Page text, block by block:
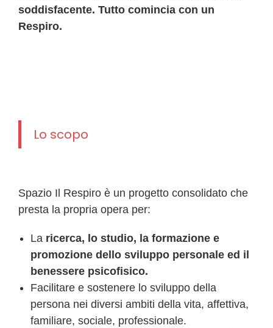
soddisfacente. Tutto comincia con un
Respiro.
Lo scopo
Spazio Il Respiro è un progetto consolidato che
presta la propria opera per:
La ricerca, lo studio, la formazione e
promozione dello sviluppo personale ed il
benessere psicofisico.
Facilitare e sostenere lo sviluppo della
persona nei diversi ambiti della vita, affettiva,
familiare, sociale, professionale.